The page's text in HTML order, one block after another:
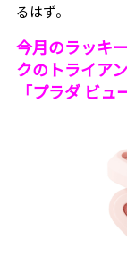
るはず。
今月のラッキ
クのトライア
「プラダ ビ